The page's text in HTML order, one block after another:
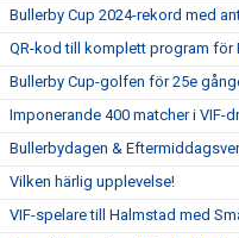
Bullerby Cup 2024-rekord med
QR-kod till komplett program för
Bullerby Cup-golfen för 25e
Imponerande 400 matcher i VIF-
Bullerbydagen &
Vilken härlig upplevelse!
VIF-spelare till Halmstad med